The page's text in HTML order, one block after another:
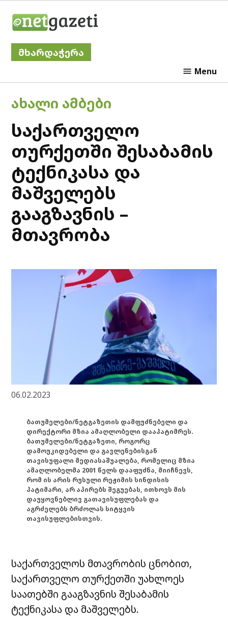
მხარდაჭერა
Menu
POSTED
IN
ᲐᲮᲐᲚᲘ ᲐᲛᲑᲔᲑᲘ
საქართველო
თურქეთში შესაბამის
ტექნიკასა და
მაშველებს
გააგზავნის –
მთავრობა
06.02.2023
ბათუმელები/ნეტგაზეთის დამფუძნებელი და
დირექტორი მზია ამაღლობელი დააპატიმრეს.
ბათუმელები/ნეტგაზეთი, როგორც
დამოუკიდებელი და გავლენებისგან
თავისუფალი მედიასაშუალება, რომელიც მზია
ამაღლობელმა 2001 წელს დააფუძნა, მიიჩნევს,
რომ ის არის რუსული რეჟიმის სინდისის
პატიმარი, არ აპირებს შეგუებას, ითხოვს მის
დაუყოვნებლივ გათავისუფლებას და
აგრძელებს ბრძოლას სიტყვის
თავისუფლებისთვის.
საქართველოს მთავრობის ცნობით,
საქართველო თურქეთში უახლოეს
საათებში გააგზავნის შესაბამის
ტექნიკასა და მაშველებს.